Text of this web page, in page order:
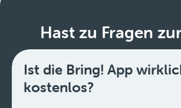
Hast zu Fragen
Ist die Bring! App
kostenlos?